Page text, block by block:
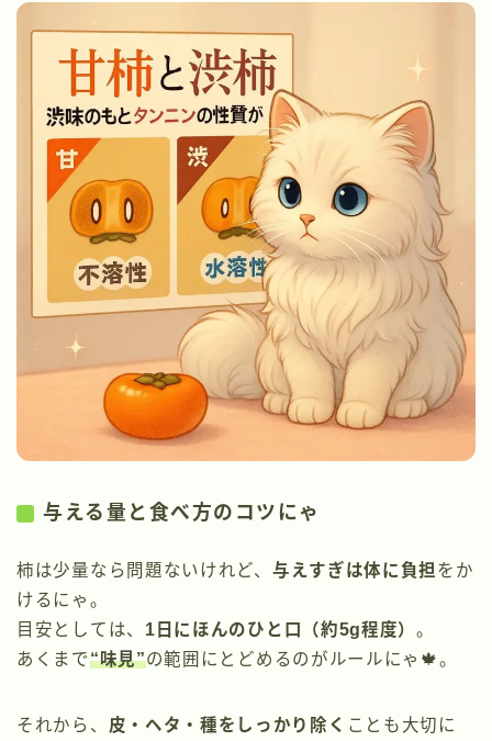
与える量と食べ方のコツにゃ
柿は少量なら問題ないけれど、 与えすぎは体に負担 をか
けるにゃ。
目安としては、 1日にほんのひと口（約5g程度）。
あくまで“味見”の範囲にとどめるのがルールにゃ🍁。
それから、 皮・ヘタ・種をしっかり除く ことも大切に